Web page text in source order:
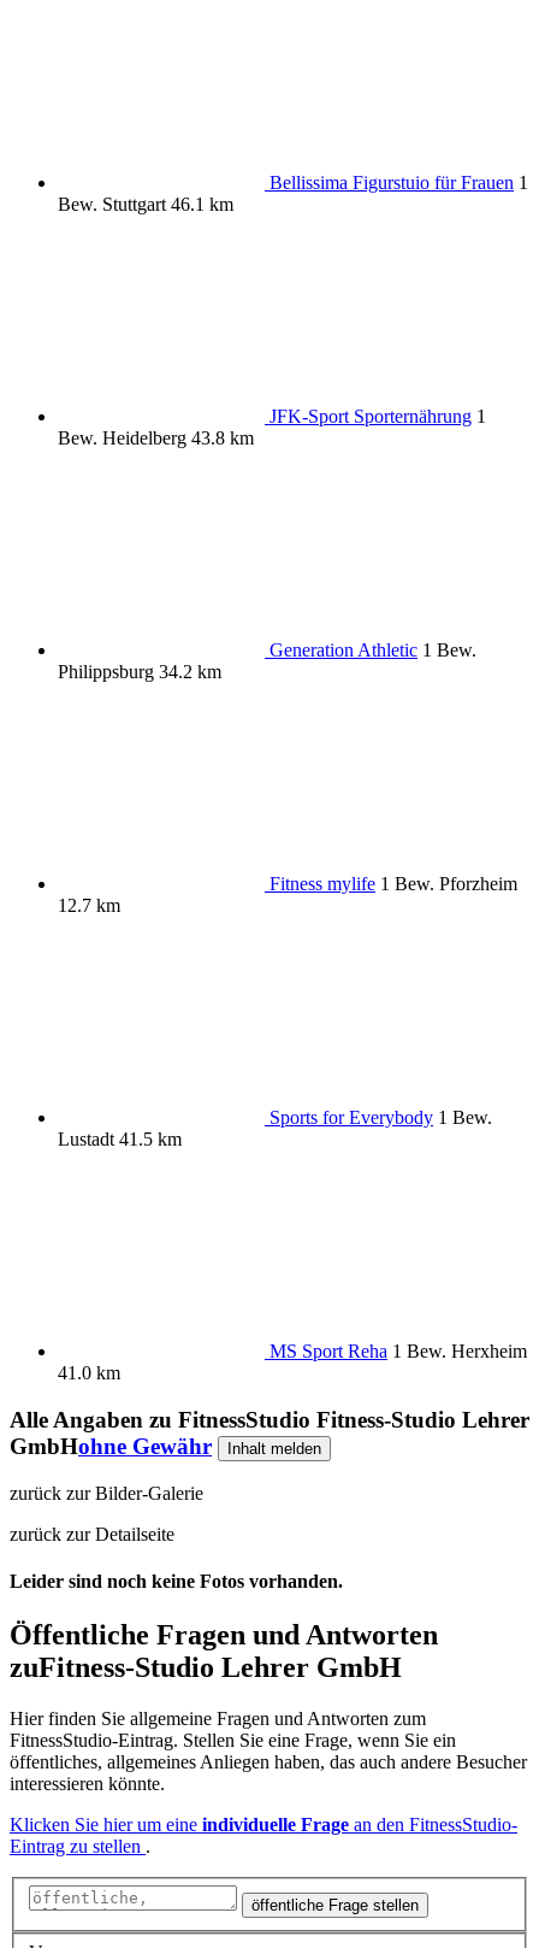
Bellissima Figurstuio für Frauen 1
Bew. Stuttgart 46.1 km
JFK-Sport Sporternährung 1
Bew. Heidelberg 43.8 km
Generation Athletic 1 Bew.
Philippsburg 34.2 km
Fitness mylife 1 Bew. Pforzheim
12.7 km
Sports for Everybody 1 Bew.
Lustadt 41.5 km
MS Sport Reha 1 Bew. Herxheim
41.0 km
Alle Angaben zu FitnessStudio Fitness-Studio Lehrer
GmbHohne Gewähr Inhalt melden
zurück zur Bilder-Galerie
zurück zur Detailseite
Leider sind noch keine Fotos vorhanden.
Öffentliche Fragen und Antworten
zuFitness-Studio Lehrer GmbH
Hier finden Sie allgemeine Fragen und Antworten zum
FitnessStudio-Eintrag. Stellen Sie eine Frage, wenn Sie ein
öffentliches, allgemeines Anliegen haben, das auch andere Besucher
interessieren könnte.
Klicken Sie hier um eine individuelle Frage an den FitnessStudio-
Eintrag zu stellen .
öffentliche Frage stellen